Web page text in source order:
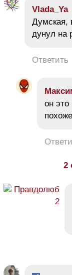
Vlada_Ya
Думская,
дунул на
Ответить
он это
2